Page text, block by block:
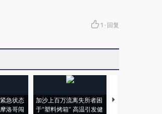
1 · 回复
急状态
洛哥闯
加沙上百万流离失所者困
于“塑料烤箱” 高温引发健
马航飞行员跨国走